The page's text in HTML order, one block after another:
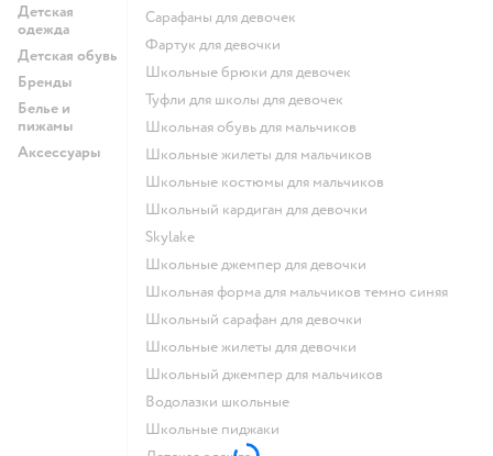
Детская
одежда
Детская обувь
Бренды
Белье и
пижамы
Аксессуары
Сарафаны для девочек
Фартук для девочки
Школьные брюки для девочек
Туфли для школы для девочек
Школьная обувь для мальчиков
Школьные жилеты для мальчиков
Школьные костюмы для мальчиков
Школьный кардиган для девочки
Skylake
Школьные джемпер для девочки
Школьная форма для мальчиков темно синяя
Школьный сарафан для девочки
Школьные жилеты для девочки
Школьный джемпер для мальчиков
Водолазки школьные
Школьные пиджаки